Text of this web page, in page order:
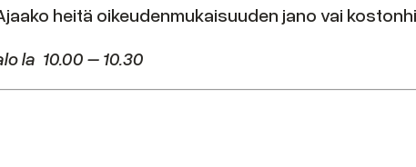
heitä oikeudenmukaisuuden jano vai
la 10.00 – 10.30